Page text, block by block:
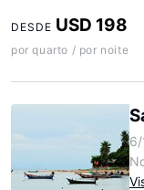
DESDE USD 198
por quarto / por noite